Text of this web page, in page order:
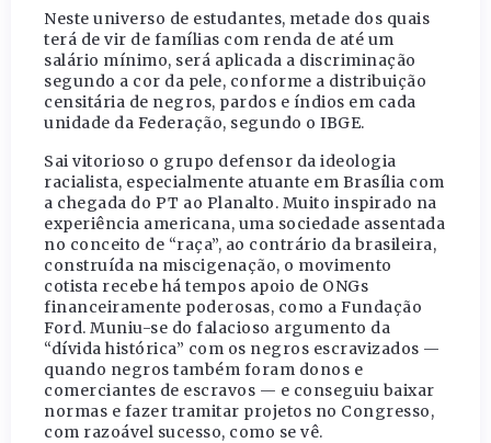
Neste universo de estudantes, metade dos quais
terá de vir de famílias com renda de até um
salário mínimo, será aplicada a discriminação
segundo a cor da pele, conforme a distribuição
censitária de negros, pardos e índios em cada
unidade da Federação, segundo o IBGE.
Sai vitorioso o grupo defensor da ideologia
racialista, especialmente atuante em Brasília com
a chegada do PT ao Planalto. Muito inspirado na
experiência americana, uma sociedade assentada
no conceito de “raça”, ao contrário da brasileira,
construída na miscigenação, o movimento
cotista recebe há tempos apoio de ONGs
financeiramente poderosas, como a Fundação
Ford. Muniu-se do falacioso argumento da
“dívida histórica” com os negros escravizados —
quando negros também foram donos e
comerciantes de escravos — e conseguiu baixar
normas e fazer tramitar projetos no Congresso,
com razoável sucesso, como se vê.